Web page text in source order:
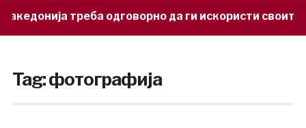
треба одговорно да ги искористи своите
Tag:фотографија